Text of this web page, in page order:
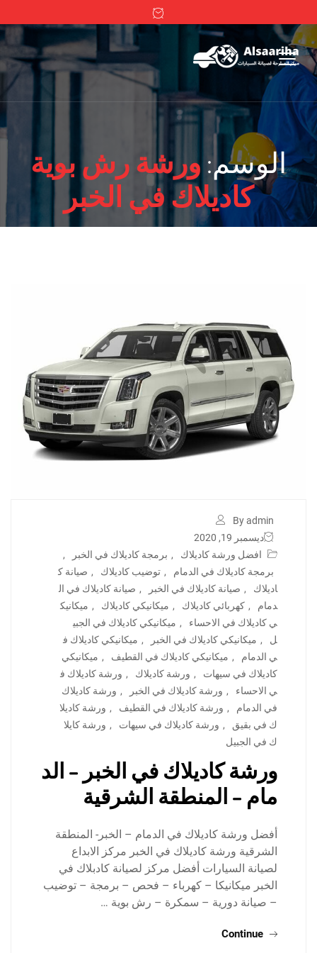
الوسم: ورشة رش بوية
كاديلاك في الخبر
By admin
ديسمبر 19, 2020
افضل ورشة كاديلاك
, برمجة كاديلاك في الخبر
,
برمجة كاديلاك في الدمام
, توضيب كاديلاك , صيانة ك
اديلاك
, صيانة كاديلاك في الخبر , صيانة كاديلاك في ال
دمام
, كهربائي كاديلاك , ميكانيكي كاديلاك , ميكانيك
ي كاديلاك في الاحساء
, ميكانيكي كاديلاك في الجبي
ل
, ميكانيكي كاديلاك في الخبر , ميكانيكي كاديلاك ف
ي الدمام
, ميكانيكي كاديلاك في القطيف , ميكانيكي
كاديلاك في سيهات
, ورشة كاديلاك , ورشة كاديلاك ف
ي الاحساء
, ورشة كاديلاك في الخبر , ورشة كاديلاك
في الدمام
, ورشة كاديلاك في القطيف , ورشة كاديلا
ك في بقيق
, ورشة كاديلاك في سيهات , ورشة كايلا
ك في الجبيل
ورشة كاديلاك في الخبر – الد
مام – المنطقة الشرقية
أفضل ورشة كاديلاك في الدمام – الخبر- المنطقة
الشرقية ورشة كاديلاك في الخبر مركز الابداع
لصيانة السيارات أفضل مركز لصيانة كادبلاك في
الخبر ميكانيكا – كهرباء – فحص – برمجة – توضيب
– صيانة دورية – سمكرة – رش بوية …
Continue